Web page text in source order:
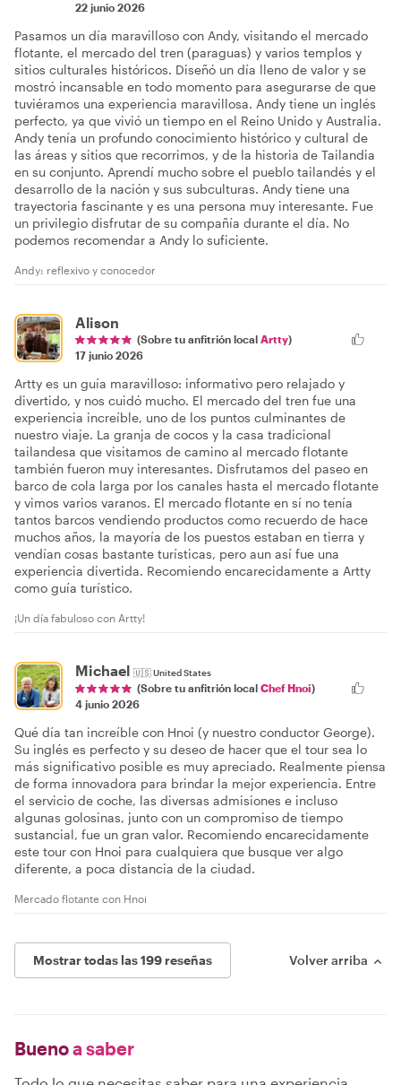
22 junio 2026
Pasamos un día maravilloso con Andy, visitando el mercado
flotante, el mercado del tren (paraguas) y varios templos y
sitios culturales históricos. Diseñó un día lleno de valor y se
mostró incansable en todo momento para asegurarse de que
tuviéramos una experiencia maravillosa. Andy tiene un inglés
perfecto, ya que vivió un tiempo en el Reino Unido y Australia.
Andy tenía un profundo conocimiento histórico y cultural de
las áreas y sitios que recorrimos, y de la historia de Tailandia
en su conjunto. Aprendí mucho sobre el pueblo tailandés y el
desarrollo de la nación y sus subculturas. Andy tiene una
trayectoria fascinante y es una persona muy interesante. Fue
un privilegio disfrutar de su compañía durante el día. No
podemos recomendar a Andy lo suficiente.
Andy: reflexivo y conocedor
Alison
(Sobre tu anfitrión local Artty)
17 junio 2026
Artty es un guía maravilloso: informativo pero relajado y
divertido, y nos cuidó mucho. El mercado del tren fue una
experiencia increíble, uno de los puntos culminantes de
nuestro viaje. La granja de cocos y la casa tradicional
tailandesa que visitamos de camino al mercado flotante
también fueron muy interesantes. Disfrutamos del paseo en
barco de cola larga por los canales hasta el mercado flotante
y vimos varios varanos. El mercado flotante en sí no tenía
tantos barcos vendiendo productos como recuerdo de hace
muchos años, la mayoría de los puestos estaban en tierra y
vendían cosas bastante turísticas, pero aun así fue una
experiencia divertida. Recomiendo encarecidamente a Artty
como guía turístico.
¡Un día fabuloso con Artty!
Michael 🇺🇸United States
(Sobre tu anfitrión local Chef Hnoi)
4 junio 2026
Qué día tan increíble con Hnoi (y nuestro conductor George).
Su inglés es perfecto y su deseo de hacer que el tour sea lo
más significativo posible es muy apreciado. Realmente piensa
de forma innovadora para brindar la mejor experiencia. Entre
el servicio de coche, las diversas admisiones e incluso
algunas golosinas, junto con un compromiso de tiempo
sustancial, fue un gran valor. Recomiendo encarecidamente
este tour con Hnoi para cualquiera que busque ver algo
diferente, a poca distancia de la ciudad.
Mercado flotante con Hnoi
Mostrar todas las 199 reseñas Volver arriba
Buenoa saber